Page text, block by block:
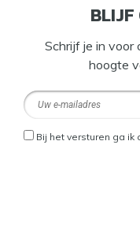
BLIJF
Schrijf je in voor
hoogte
Bij het versturen ga ik